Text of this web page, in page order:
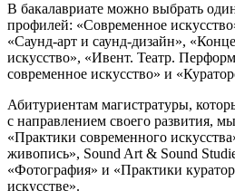
В бакалавриате можно выбрать
профилей: «Современное
«Саунд-арт и саунд-дизайн»,
искусство», «Ивент. Театр.
современное искусство» и
Абитуриентам магистратуры,
с направлением своего развития,
«Практики современного
живопись», Sound Art & Sound
«Фотография» и «Практики
искусстве».